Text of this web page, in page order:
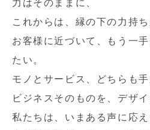
力はそのままに、
これからは、縁の下の力持ち
お客様に近づいて、もう一
たい。
モノとサービス、どちらも
ビジネスそのものを、デザ
私たちは、いまある声に応え